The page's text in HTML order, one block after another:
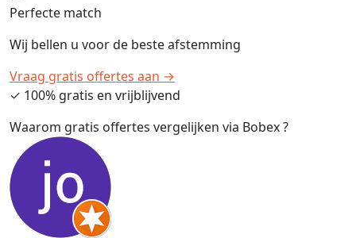
Perfecte match
Wij bellen u voor de beste afstemming
Vraag gratis offertes aan →
✓ 100% gratis en vrijblijvend
Waarom gratis offertes vergelijken via Bobex ?